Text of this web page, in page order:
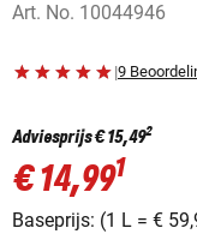
Art. No. 10044946
|9
Adviesprijs€ 15,492
€ 14,991
Baseprijs: (1 L = €